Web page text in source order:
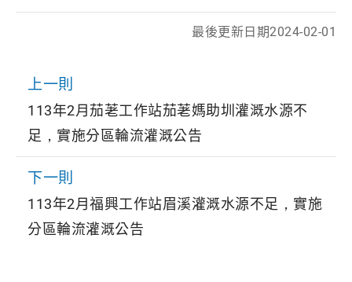
最後更新日期2024-02-01
上一則
113年2月茄荖工作站茄荖媽助圳灌溉水源不
足，實施分區輪流灌溉公告
下一則
113年2月福興工作站眉溪灌溉水源不足，實施
分區輪流灌溉公告